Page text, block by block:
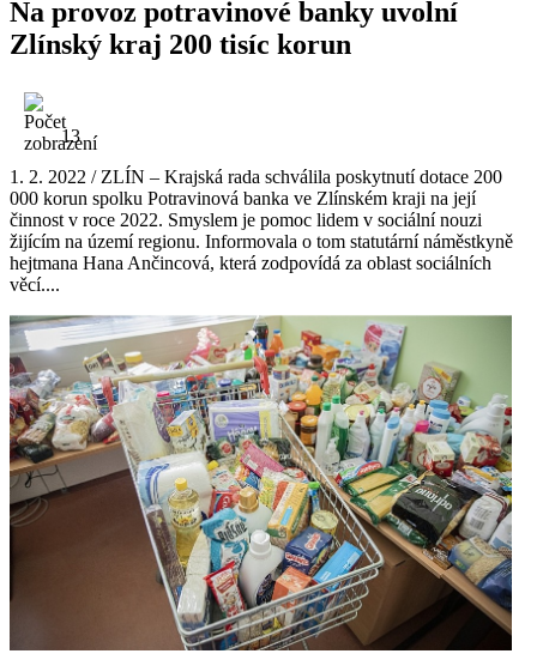
Na provoz potravinové banky uvolní
Zlínský kraj 200 tisíc korun
13
1. 2. 2022 / ZLÍN – Krajská rada schválila poskytnutí dotace 200
000 korun spolku Potravinová banka ve Zlínském kraji na její
činnost v roce 2022. Smyslem je pomoc lidem v sociální nouzi
žijícím na území regionu. Informovala o tom statutární náměstkyně
hejtmana Hana Ančincová, která zodpovídá za oblast sociálních
věcí....